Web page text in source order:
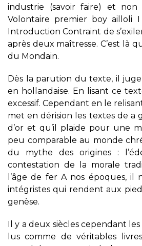
industrie (savoir faire) et non
Volontaire premier boy ailloli
Introduction Contraint de
après deux maîtresse. C’est là
du Mondain.
Dès la parution du texte, il
en hollandaise. En lisant ce
excessif. Cependant en le
met en dérision les textes de a
d’or et qu’il plaide pour une
peu comparable au monde
du mythe des origines :
contestation de la morale
l’âge de fer A nos époques, il
intégristes qui rendent aux
genèse.
Il y a deux siècles cependant
lus comme de véritables